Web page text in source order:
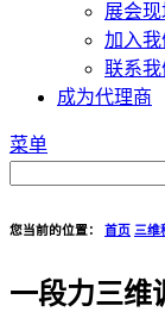
展会现
加入我
联系我
成为代理商
菜单
您当前的位置： 首页 三维
一段力三维